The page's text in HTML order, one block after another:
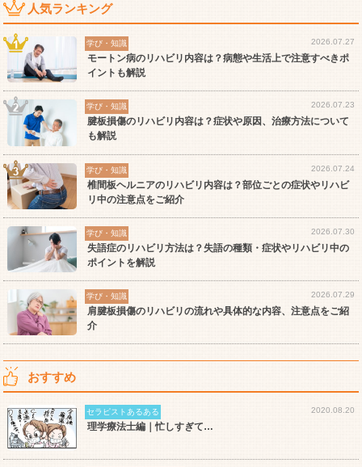
人気ランキング
学び・知識 2026.07.27
モートン病のリハビリ内容は？病態や生活上で注意すべきポ
イントも解説
学び・知識 2026.07.23
腱板損傷のリハビリ内容は？症状や原因、治療方法について
も解説
学び・知識 2026.07.24
椎間板ヘルニアのリハビリ内容は？部位ごとの症状やリハビ
リ中の注意点をご紹介
学び・知識 2026.07.30
失語症のリハビリ方法は？失語の種類・症状やリハビリ中の
ポイントを解説
学び・知識 2026.07.29
肩腱板損傷のリハビリの流れや具体的な内容、注意点をご紹
介
おすすめ
セラピストあるある 2020.08.20
理学療法士編｜忙しすぎて…